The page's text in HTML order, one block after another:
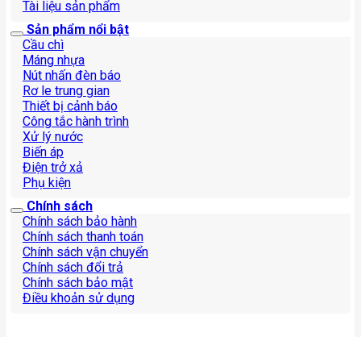
Tài liệu sản phẩm
Sản phẩm nổi bật
Cầu chì
Máng nhựa
Nút nhấn đèn báo
Rơ le trung gian
Thiết bị cảnh báo
Công tắc hành trình
Xử lý nước
Biến áp
Điện trở xả
Phụ kiện
Chính sách
Chính sách bảo hành
Chính sách thanh toán
Chính sách vận chuyển
Chính sách đổi trả
Chính sách bảo mật
Điều khoản sử dụng